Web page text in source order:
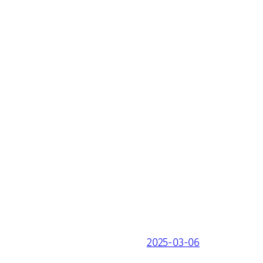
2025-03-06